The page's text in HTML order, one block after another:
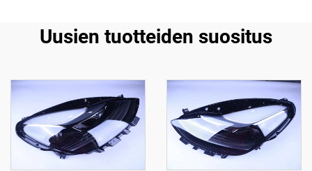
Uusien tuotteiden suositus